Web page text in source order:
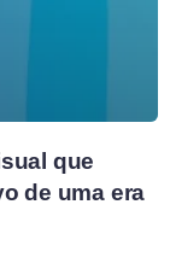
que
de uma era